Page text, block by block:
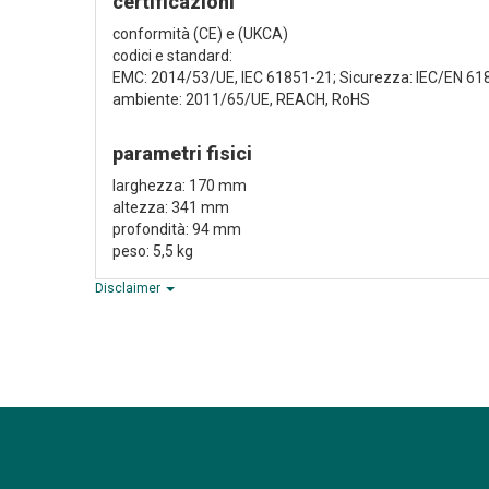
conformità (CE) e (UKCA)
codici e standard:
EMC: 2014/53/UE, IEC 61851-21; Sicurezza: IEC/EN
ambiente: 2011/65/UE, REACH, RoHS
parametri fisici
larghezza: 170 mm
altezza: 341 mm
profondità: 94 mm
peso: 5,5 kg
Disclaimer